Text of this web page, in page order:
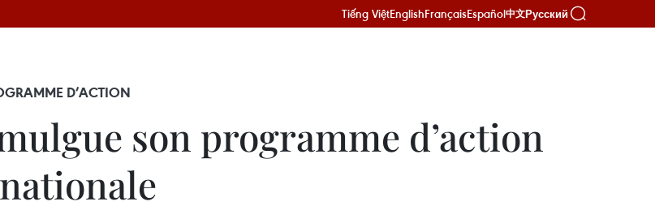
Tiếng ViệtEnglishFrançaisEspañol中文Русский
D’ACTION
son programme d’action